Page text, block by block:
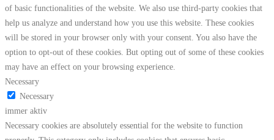
of basic functionalities of the website. We also use third-party cookies that
help us analyze and understand how you use this website. These cookies
will be stored in your browser only with your consent. You also have the
option to opt-out of these cookies. But opting out of some of these cookies
may have an effect on your browsing experience.
Necessary
Necessary
immer aktiv
Necessary cookies are absolutely essential for the website to function